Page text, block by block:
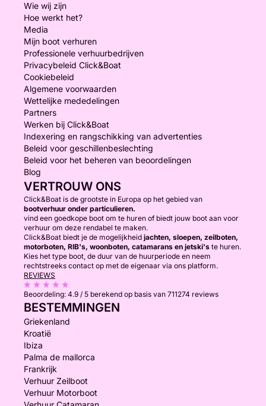
Wie wij zijn
Hoe werkt het?
Media
Mijn boot verhuren
Professionele verhuurbedrijven
Privacybeleid Click&Boat
Cookiebeleid
Algemene voorwaarden
Wettelijke mededelingen
Partners
Werken bij Click&Boat
Indexering en rangschikking van advertenties
Beleid voor geschillenbeslechting
Beleid voor het beheren van beoordelingen
Blog
VERTROUW ONS
Click&Boat is de grootste in Europa op het gebied van
bootverhuur onder particulieren.
vind een goedkope boot om te huren of biedt jouw boot aan voor
verhuur om deze rendabel te maken.
Click&Boat biedt je de mogelijkheid jachten, sloepen, zeilboten,
motorboten, RIB's, woonboten, catamarans en jetski's te huren.
Kies het type boot, de duur van de huurperiode en neem
rechtstreeks contact op met de eigenaar via ons platform.
REVIEWS
Beoordeling: 4.9 / 5 berekend op basis van 711274 reviews
BESTEMMINGEN
Griekenland
Kroatië
Ibiza
Palma de mallorca
Frankrijk
Verhuur Zeilboot
Verhuur Motorboot